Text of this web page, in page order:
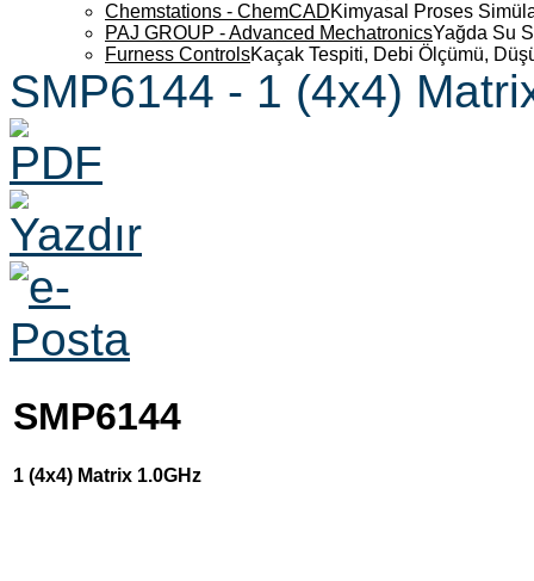
Chemstations - ChemCADKimyasal Proses
PAJ GROUP - Advanced MechatronicsYağda Su
Furness ControlsKaçak Tespiti, Debi Ölçümü,
SMP6144 - 1 (4x4)
SMP6144
1 (4x4) Matrix 1.0GHz